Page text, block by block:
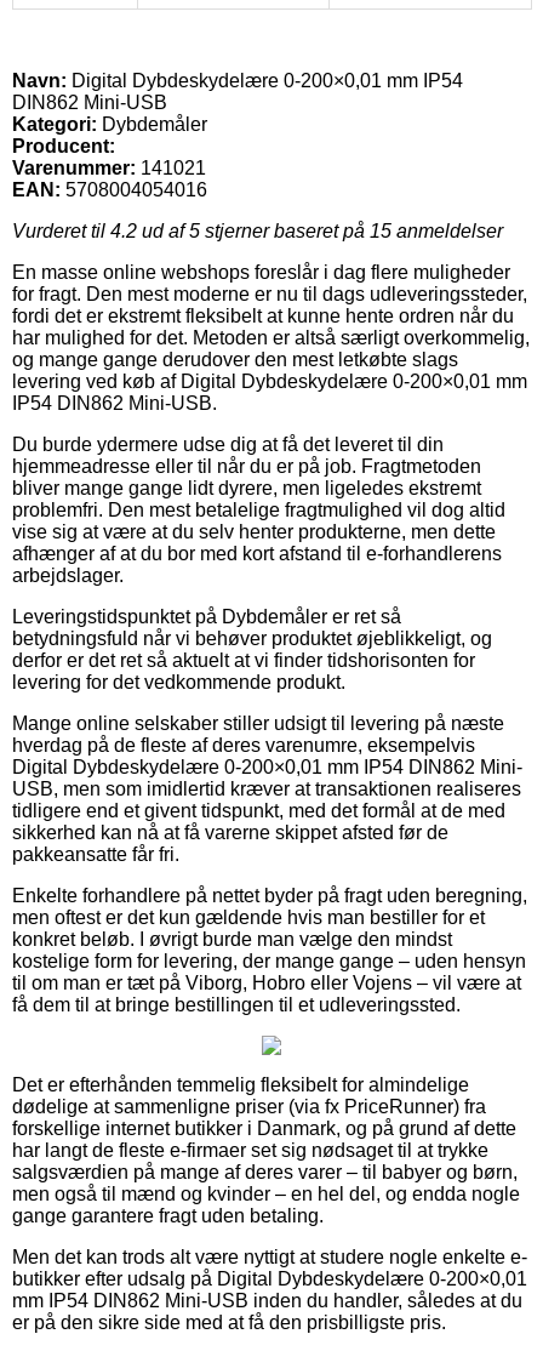
Navn: Digital Dybdeskydelære 0-200×0,01 mm IP54
DIN862 Mini-USB
Kategori: Dybdemåler
Producent:
Varenummer: 141021
EAN: 5708004054016
Vurderet til 4.2 ud af 5 stjerner baseret på 15 anmeldelser
En masse online webshops foreslår i dag flere muligheder
for fragt. Den mest moderne er nu til dags udleveringssteder,
fordi det er ekstremt fleksibelt at kunne hente ordren når du
har mulighed for det. Metoden er altså særligt overkommelig,
og mange gange derudover den mest letkøbte slags
levering ved køb af Digital Dybdeskydelære 0-200×0,01 mm
IP54 DIN862 Mini-USB.
Du burde ydermere udse dig at få det leveret til din
hjemmeadresse eller til når du er på job. Fragtmetoden
bliver mange gange lidt dyrere, men ligeledes ekstremt
problemfri. Den mest betalelige fragtmulighed vil dog altid
vise sig at være at du selv henter produkterne, men dette
afhænger af at du bor med kort afstand til e-forhandlerens
arbejdslager.
Leveringstidspunktet på Dybdemåler er ret så
betydningsfuld når vi behøver produktet øjeblikkeligt, og
derfor er det ret så aktuelt at vi finder tidshorisonten for
levering for det vedkommende produkt.
Mange online selskaber stiller udsigt til levering på næste
hverdag på de fleste af deres varenumre, eksempelvis
Digital Dybdeskydelære 0-200×0,01 mm IP54 DIN862 Mini-
USB, men som imidlertid kræver at transaktionen realiseres
tidligere end et givent tidspunkt, med det formål at de med
sikkerhed kan nå at få varerne skippet afsted før de
pakkeansatte får fri.
Enkelte forhandlere på nettet byder på fragt uden beregning,
men oftest er det kun gældende hvis man bestiller for et
konkret beløb. I øvrigt burde man vælge den mindst
kostelige form for levering, der mange gange – uden hensyn
til om man er tæt på Viborg, Hobro eller Vojens – vil være at
få dem til at bringe bestillingen til et udleveringssted.
Det er efterhånden temmelig fleksibelt for almindelige
dødelige at sammenligne priser (via fx PriceRunner) fra
forskellige internet butikker i Danmark, og på grund af dette
har langt de fleste e-firmaer set sig nødsaget til at trykke
salgsværdien på mange af deres varer – til babyer og børn,
men også til mænd og kvinder – en hel del, og endda nogle
gange garantere fragt uden betaling.
Men det kan trods alt være nyttigt at studere nogle enkelte e-
butikker efter udsalg på Digital Dybdeskydelære 0-200×0,01
mm IP54 DIN862 Mini-USB inden du handler, således at du
er på den sikre side med at få den prisbilligste pris.